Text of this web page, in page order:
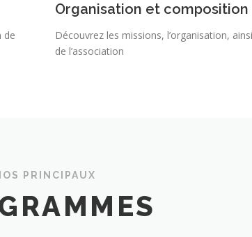
de
Organisation et composition
Découvrez les missions, l’organisation,
de l’association
PRINCIPAUX